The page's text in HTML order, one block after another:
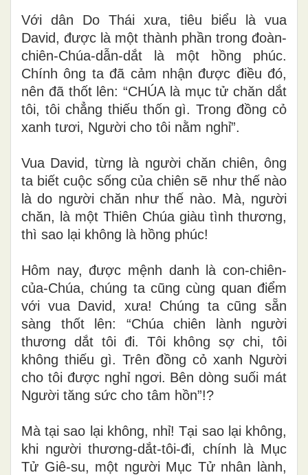
Với dân Do Thái xưa, tiêu biểu là vua
David, được là một thành phần trong đoàn-
chiên-Chúa-dẫn-dắt là một hồng phúc.
Chính ông ta đã cảm nhận được điều đó,
nên đã thốt lên: “CHÚA là mục tử chăn dắt
tôi, tôi chẳng thiếu thốn gì. Trong đồng cỏ
xanh tươi, Người cho tôi nằm nghỉ”.
Vua David, từng là người chăn chiên, ông
ta biết cuộc sống của chiên sẽ như thế nào
là do người chăn như thế nào. Mà, người
chăn, là một Thiên Chúa giàu tình thương,
thì sao lại không là hồng phúc!
Hôm nay, được mệnh danh là con-chiên-
của-Chúa, chúng ta cũng cùng quan điểm
với vua David, xưa! Chúng ta cũng sẵn
sàng thốt lên: “Chúa chiên lành người
thương dắt tôi đi. Tôi không sợ chi, tôi
không thiếu gì. Trên đồng cỏ xanh Người
cho tôi được nghỉ ngơi. Bên dòng suối mát
Người tăng sức cho tâm hồn”!?
Mà tại sao lại không, nhỉ! Tại sao lại không,
khi người thương-dắt-tôi-đi, chính là Mục
Tử Giê-su, một người Mục Tử nhân lành,